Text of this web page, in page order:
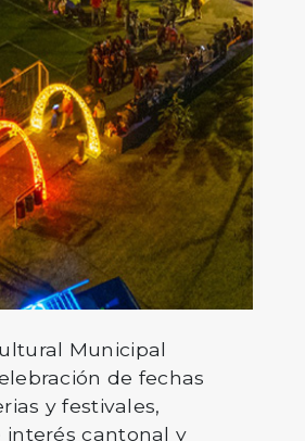
Municipal
de fechas
y festivales,
interés cantonal y